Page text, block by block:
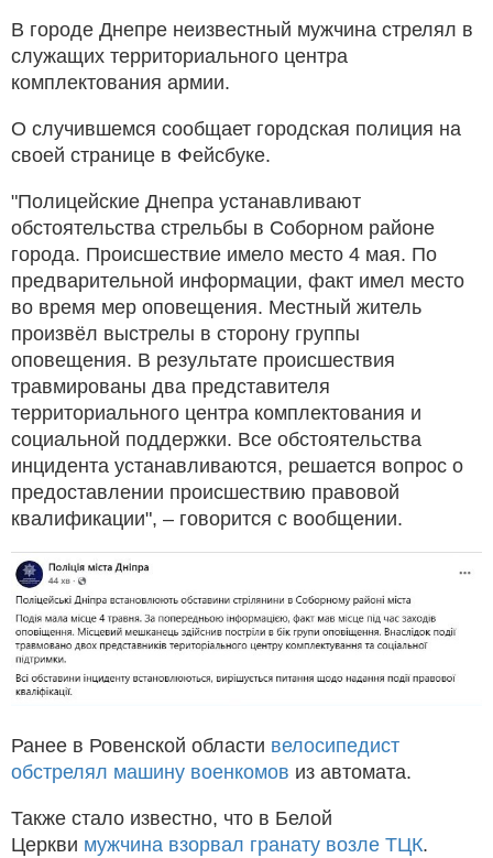
В городе Днепре неизвестный мужчина стрелял в
служащих территориального центра
комплектования армии.
О случившемся сообщает городская полиция на
своей странице в Фейсбуке.
"Полицейские Днепра устанавливают
обстоятельства стрельбы в Соборном районе
города. Происшествие имело место 4 мая. По
предварительной информации, факт имел место
во время мер оповещения. Местный житель
произвёл выстрелы в сторону группы
оповещения. В результате происшествия
травмированы два представителя
территориального центра комплектования и
социальной поддержки. Все обстоятельства
инцидента устанавливаются, решается вопрос о
предоставлении происшествию правовой
квалификации", – говорится с вообщении.
Ранее в Ровенской области велосипедист
обстрелял машину военкомов из автомата.
Также стало известно, что в Белой
Церкви мужчина взорвал гранату возле ТЦК.